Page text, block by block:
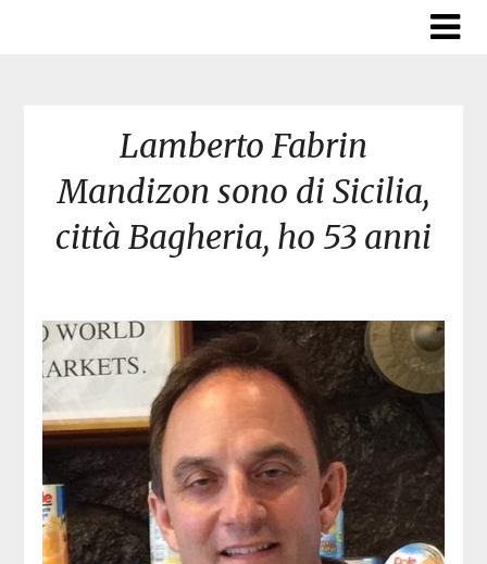
Lamberto Fabrin
Mandizon sono di Sicilia,
città Bagheria, ho 53 anni